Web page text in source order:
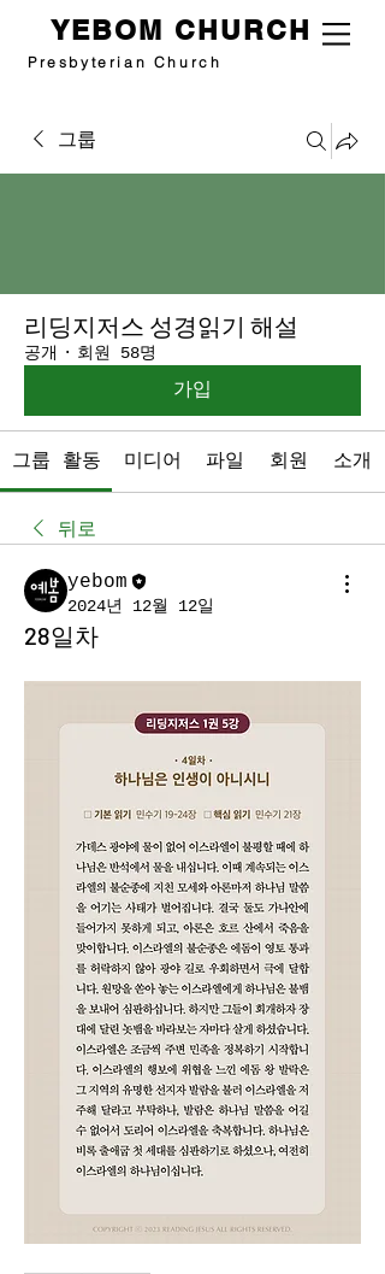
Presbyterian Church
YEBOM CHURCH
그룹
리딩지저스 성경읽기 해설
공개 · 회원 58명
가입
그룹 활동 미디어 파일 회원 소개
뒤로
yebom
2024년 12월 12일
28일차